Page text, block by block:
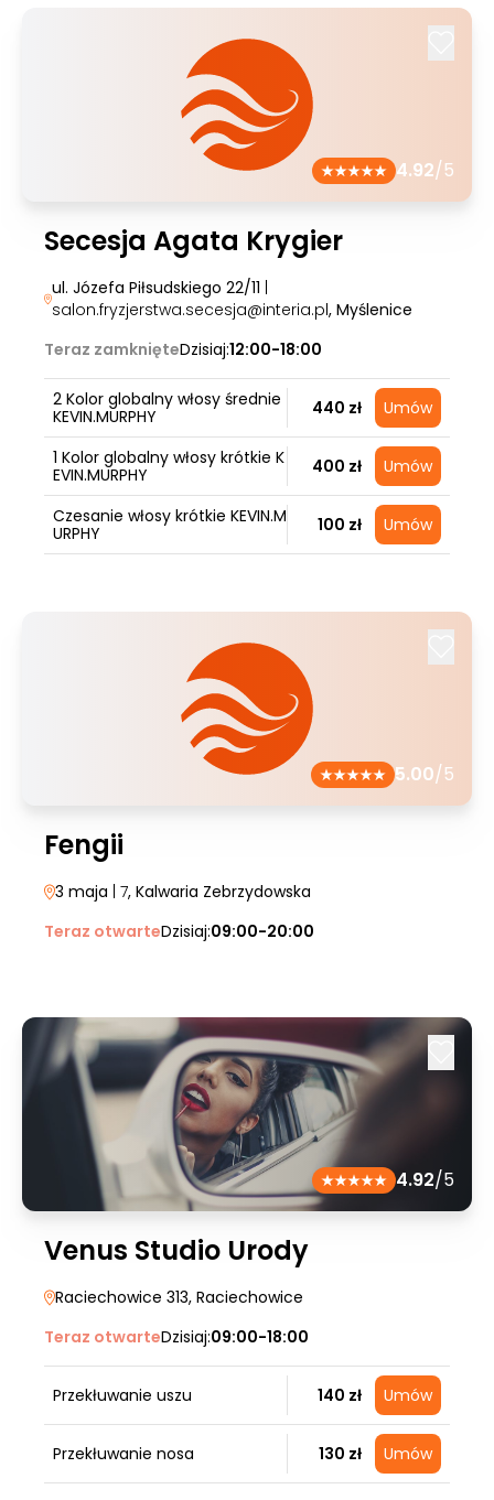
4.92/5
Secesja Agata Krygier
ul. Józefa Piłsudskiego 22/11
salon.fryzjerstwa.secesja@interia.pl, Myślenice
Teraz zamknięteDzisiaj:12:00-18:00
2 Kolor globalny włosy średnie
KEVIN.MURPHY
440 zł Umów
1 Kolor globalny włosy krótkie K
EVIN.MURPHY
400 zł Umów
Czesanie włosy krótkie KEVIN.M
URPHY
100 zł Umów
5.00/5
Fengii
3 maja | 7, Kalwaria Zebrzydowska
Teraz otwarteDzisiaj:09:00-20:00
4.92/5
Venus Studio Urody
Raciechowice 313, Raciechowice
Teraz otwarteDzisiaj:09:00-18:00
Przekłuwanie uszu 140 zł Umów
Przekłuwanie nosa 130 zł Umów